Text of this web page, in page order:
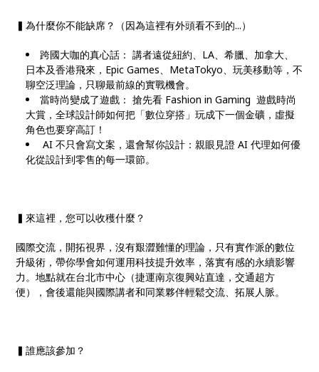
▍為什麼你不能缺席？（因為這裡有外頭看不到的...）
跨國大咖的真心話： 講者遠從紐約、LA、希臘、加拿大、
日本及香港飛來，Epic Games、MetaTokyo、玩美移動等，不
聊空泛理論，只聊最前線的實戰機會。
當時尚變成了遊戲： 搶先看 Fashion in Gaming 遊戲時尚
大賞，全球設計師如何把「數位穿搭」玩成下一個金礦，虛擬
角色也要穿高訂！
AI 不只會寫文案，還會幫你設計：親眼見證 AI 代理如何優
化從設計到零售的每一環節。
▍來這裡，您可以收穫什麼？
國際交流，開拓視界，沒有艱澀難懂的理論，只有實作派的數位
升級術，帶你學會如何運用科技提升效率，落實有感的永續影響
力。地點就在台北市中心（捷運南京復興站直達，交通超方
便），會後還能與國際講者和同業夥伴輕鬆交流、拓展人脈。
▍誰應該參加？